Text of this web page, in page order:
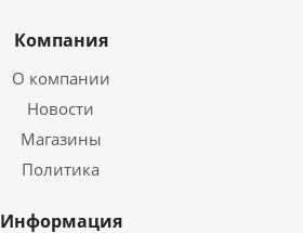
Компания
О компании
Новости
Магазины
Политика
Информация